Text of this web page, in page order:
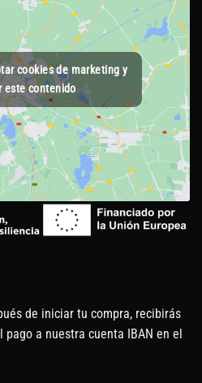
cookies de marketing y
este contenido
de iniciar tu compra, recibirás
a nuestra cuenta IBAN en el